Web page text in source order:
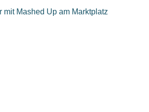
mit Mashed Up am Marktplatz